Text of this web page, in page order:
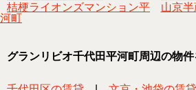
桔梗ライオンズマンション平
河町
山京
グランリビオ千代田平河町周辺の物